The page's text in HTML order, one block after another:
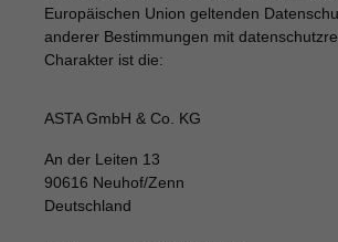
Europäischen Union geltenden
anderer Bestimmungen mit
Charakter ist die:
ASTA GmbH & Co. KG
An der Leiten 13
90616 Neuhof/Zenn
Deutschland